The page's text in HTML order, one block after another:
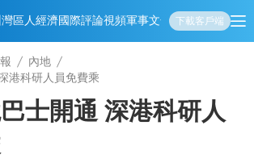
灣區人經濟國際評論視頻軍事文化 娛樂生活教育體
下載客戶端
內地
港科研人員免費乘
士開通 深港科研人